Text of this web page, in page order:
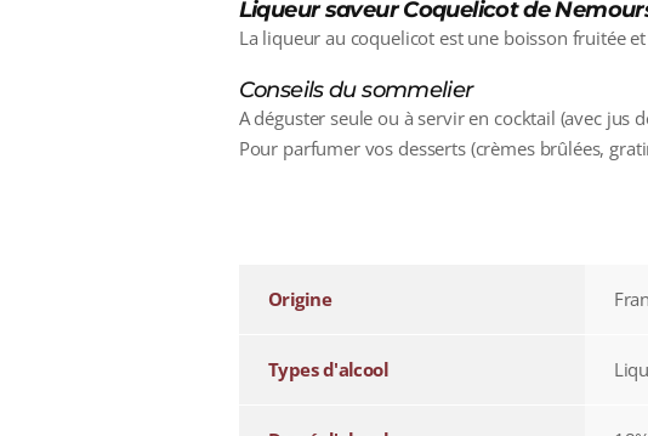
Liqueur saveur Coquelicot de
La liqueur au coquelicot est une boisson fruitée
Conseils du sommelier
A déguster seule ou à servir en cocktail (avec jus
Pour parfumer vos desserts (crèmes brûlées,
Origine
Types d'alcool